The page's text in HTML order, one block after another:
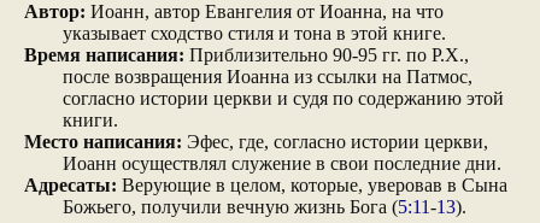
Автор: Иоанн, автор Евангелия от Иоанна, на что
указывает сходство стиля и тона в этой книге.
Время написания: Приблизительно 90-95 гг. по Р.Х.,
после возвращения Иоанна из ссылки на Патмос,
согласно истории церкви и судя по содержанию этой
книги.
Место написания: Эфес, где, согласно истории церкви,
Иоанн осуществлял служение в свои последние дни.
Адресаты: Верующие в целом, которые, уверовав в Сына
Божьего, получили вечную жизнь Бога (5:11-13).